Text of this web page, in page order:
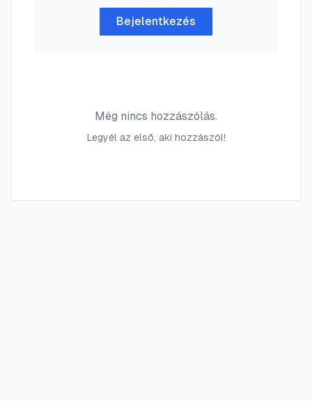
Bejelentkezés
Még nincs hozzászólás.
Legyél az első, aki hozzászól!